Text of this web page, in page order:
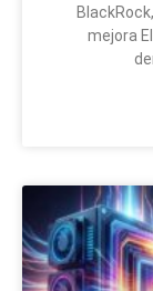
mejora